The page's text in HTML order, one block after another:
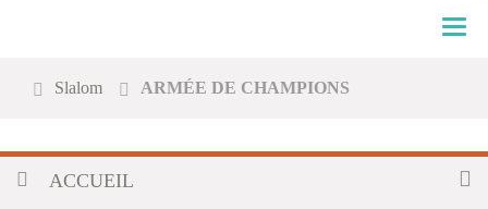
T
n
Slalom ARMÉE DE CHAMPIONS
ACCUEIL